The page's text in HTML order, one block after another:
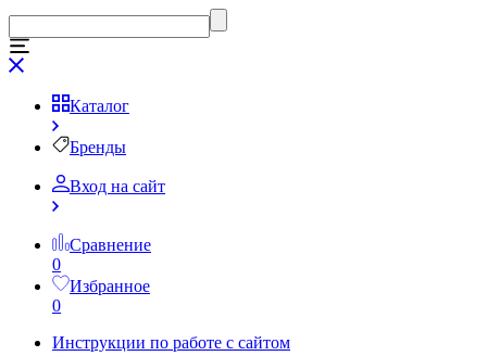
Каталог
Бренды
Вход на сайт
Сравнение
0
Избранное
0
Инструкции по работе с сайтом